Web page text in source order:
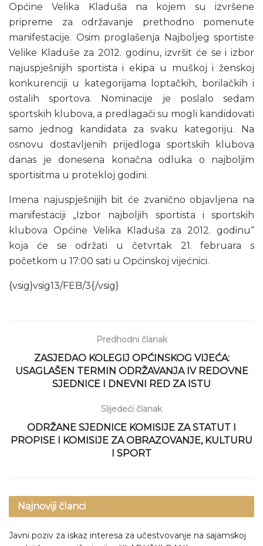
Općine Velika Kladuša na kojem su izvršene
pripreme za održavanje prethodno pomenute
manifestacije. Osim proglašenja Najboljeg sportiste
Velike Kladuše za 2012. godinu, izvršit će se i izbor
najuspješnijih sportista i ekipa u muškoj i ženskoj
konkurenciji u kategorijama loptačkih, borilačkih i
ostalih sportova. Nominacije je poslalo sedam
sportskih klubova, a predlagači su mogli kandidovati
samo jednog kandidata za svaku kategoriju. Na
osnovu dostavljenih prijedloga sportskih klubova
danas je donesena konačna odluka o najboljim
sportisitma u protekloj godini.
Imena najuspješnijih bit će zvanično objavljena na
manifestaciji „Izbor najboljih sportista i sportskih
klubova Općine Velika Kladuša za 2012. godinu“
koja će se održati u četvrtak 21. februara s
početkom u 17:00 sati u Općinskoj vijećnici.
{vsig}vsig13/FEB/3{/vsig}
Predhodni članak
ZASJEDAO KOLEGIJ OPĆINSKOG VIJEĆA:
USAGLAŠEN TERMIN ODRŽAVANJA IV REDOVNE
SJEDNICE I DNEVNI RED ZA ISTU
Slijedeći članak
ODRŽANE SJEDNICE KOMISIJE ZA STATUT I
PROPISE I KOMISIJE ZA OBRAZOVANJE, KULTURU
I SPORT
Najnoviji članci
Javni poziv za iskaz interesa za učestvovanje na sajamskoj